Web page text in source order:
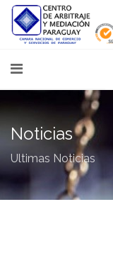
Noticias
Ultimas Noticias